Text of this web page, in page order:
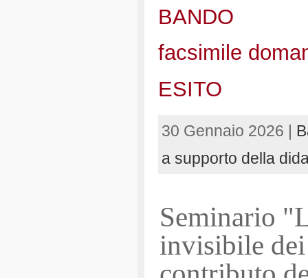
BANDO
facsimile
ESITO
30 Gennaio 2026 |
a supporto della
Seminario
invisibile